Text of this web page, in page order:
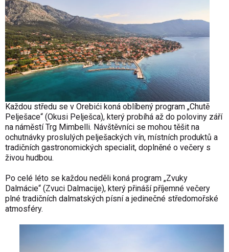
Každou středu se v Orebići koná oblíbený program „Chutě
Pelješace“ (Okusi Pelješca), který probíhá až do poloviny září
na náměstí Trg Mimbelli. Návštěvníci se mohou těšit na
ochutnávky proslulých pelješackých vín, místních produktů a
tradičních gastronomických specialit, doplněné o večery s
živou hudbou.
Po celé léto se každou neděli koná program „Zvuky
Dalmácie“ (Zvuci Dalmacije), který přináší příjemné večery
plné tradičních dalmatských písní a jedinečné středomořské
atmosféry.